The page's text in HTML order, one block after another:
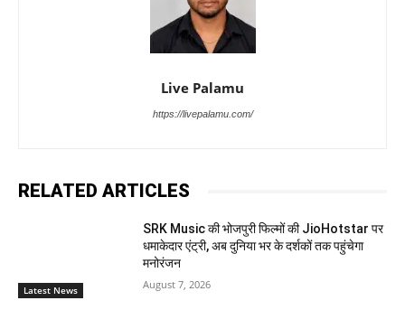
Live Palamu
https://livepalamu.com/
RELATED ARTICLES
Latest News
SRK Music की भोजपुरी फिल्मों की JioHotstar पर
धमाकेदार एंट्री, अब दुनिया भर के दर्शकों तक पहुंचेगा
मनोरंजन
August 7, 2026